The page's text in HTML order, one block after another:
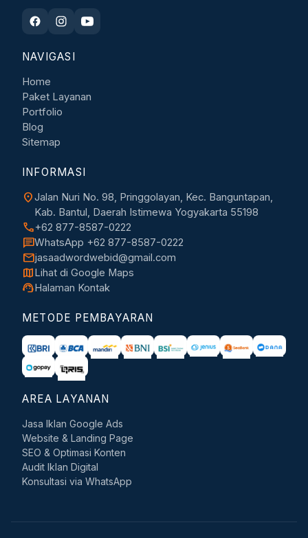
NAVIGASI
Home
Paket Layanan
Portfolio
Blog
Sitemap
INFORMASI
location_onJalan Nuri No. 98, Pringgolayan, Kec. Banguntapan,
Kab. Bantul, Daerah Istimewa Yogyakarta 55198
call+62 877-8587-0222
chatWhatsApp +62 877-8587-0222
mailjasaadwordwebid@gmail.com
mapLihat di Google Maps
support_agentHalaman Kontak
METODE PEMBAYARAN
AREA LAYANAN
Jasa Iklan Google Ads
Website & Landing Page
SEO & Optimasi Konten
Audit Iklan Digital
Konsultasi via WhatsApp